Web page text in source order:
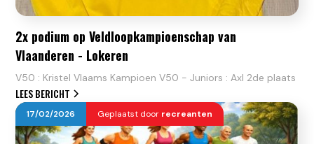
2x podium op Veldloopkampioenschap van
Vlaanderen - Lokeren
V50 : Kristel Vlaams Kampioen V50 - Juniors : Axl 2de plaats
LEES BERICHT
17/02/2026 Geplaatst door recreanten